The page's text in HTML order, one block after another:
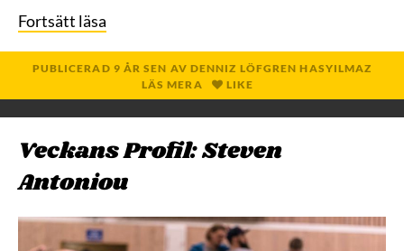
Fortsätt läsa
PUBLICERAD 9 ÅR SEN AV DENNIZ LÖFGREN HASYILMAZ
LÄS MERA
LIKE
Veckans Profil: Steven
Antoniou